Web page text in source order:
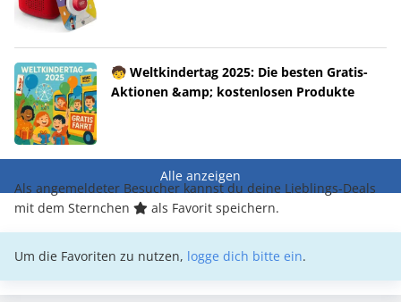
🧒 Weltkindertag 2025: Die besten Gratis-
Aktionen &amp; kostenlosen Produkte
Alle anzeigen
Als angemeldeter Besucher kannst du deine Lieblings-Deals
mit dem Sternchen
als Favorit speichern.
Um die Favoriten zu nutzen, logge dich bitte ein.